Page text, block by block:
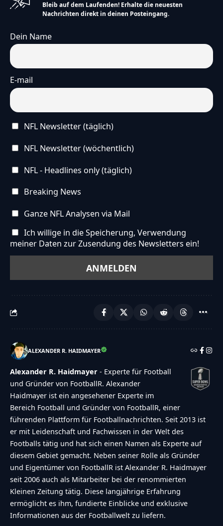
Bleib auf dem Laufenden! Erhalte die neuesten
Nachrichten direkt in deinen Posteingang.
Dein Name
E-mail
NFL Newsletter (täglich)
NFL Newsletter (wöchentlich)
NFL - Headlines only (täglich)
Breaking News
Ganze NFL Analysen via Mail
Ich willige in die Speicherung, Verwendung
meiner Daten zur Zusendung des Newsletters ein!
ALEXANDER R. HAIDMAYER
Alexander R. Haidmayer - Experte für Football
und Gründer von FootballR. Alexander
Haidmayer ist ein angesehener Experte im
Bereich Football und Gründer von FootballR, einer
führenden Plattform für Footballnachrichten. Seit 2013 ist
er mit Leidenschaft und Fachwissen in der Welt des
Footballs tätig und hat sich einen Namen als Experte auf
diesem Gebiet gemacht. Neben seiner Rolle als Gründer
und Eigentümer von FootballR ist Alexander R. Haidmayer
seit 2006 auch als Mitarbeiter bei der renommierten
Kleinen Zeitung tätig. Diese langjährige Erfahrung
ermöglicht es ihm, fundierte Einblicke und exklusive
Informationen aus der Footballwelt zu liefern.